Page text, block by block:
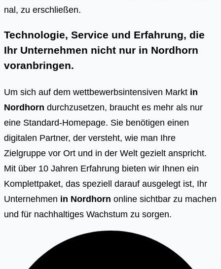
nal, zu erschlie­ßen.
Technologie, Service und Erfahrung, die
Ihr Unternehmen nicht nur in Nordhorn
voranbringen.
Um sich auf dem wettbewerbsintensiven Markt in
Nordhorn durchzusetzen, braucht es mehr als nur
eine Standard-Homepage. Sie benötigen einen
digitalen Partner, der versteht, wie man Ihre
Zielgruppe vor Ort und in der Welt gezielt anspricht.
Mit über 10 Jahren Erfahrung bieten wir Ihnen ein
Komplettpaket, das speziell darauf ausgelegt ist, Ihr
Unternehmen in Nordhorn online sichtbar zu machen
und für nachhaltiges Wachstum zu sorgen.